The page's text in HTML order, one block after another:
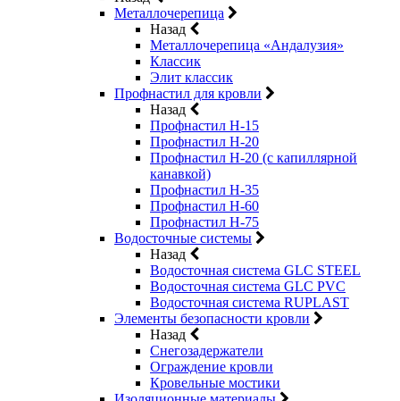
Металлочерепица
Назад
Металлочерепица «Андалузия»
Классик
Элит классик
Профнастил для кровли
Назад
Профнастил Н-15
Профнастил Н-20
Профнастил Н-20 (с капиллярной
канавкой)
Профнастил Н-35
Профнастил Н-60
Профнастил Н-75
Водосточные системы
Назад
Водосточная система GLC STEEL
Водосточная система GLC PVC
Водосточная система RUPLAST
Элементы безопасности кровли
Назад
Снегозадержатели
Ограждение кровли
Кровельные мостики